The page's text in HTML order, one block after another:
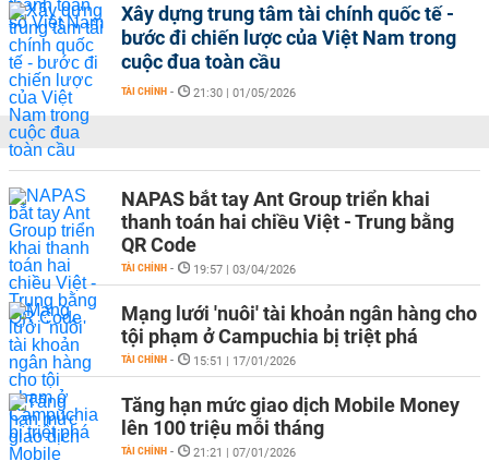
Xây dựng trung tâm tài chính quốc tế -
bước đi chiến lược của Việt Nam trong
cuộc đua toàn cầu
TÀI CHÍNH - 21:30 | 01/05/2026
NAPAS bắt tay Ant Group triển khai
thanh toán hai chiều Việt - Trung bằng
QR Code
TÀI CHÍNH - 19:57 | 03/04/2026
Mạng lưới 'nuôi' tài khoản ngân hàng cho
tội phạm ở Campuchia bị triệt phá
TÀI CHÍNH - 15:51 | 17/01/2026
Tăng hạn mức giao dịch Mobile Money
lên 100 triệu mỗi tháng
TÀI CHÍNH - 21:21 | 07/01/2026